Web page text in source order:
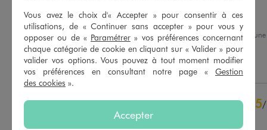
1étoile 0
Trier les avis
Le cirage est  vite fait
Avis du31/07/2026 , suite à
18/07/2026 parV.S.
Utile(0) Signaler
5/
Vous avez le choix d'« Accepter » pour consentir à ces
utilisations, de « Continuer sans accepter » pour vous y
opposer ou de « Paramétrer » vos préférences concernant
chaque catégorie de cookie en cliquant sur « Valider » pour
valider vos options. Vous pouvez à tout moment modifier
vos préférences en consultant notre page « Gestion
des cookies ».
Accepter